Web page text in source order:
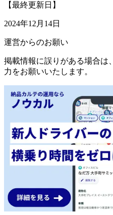
【最終更新日】
2024年12月14日
運営からのお願い
掲載情報に誤りがある場合は、
力をお願いいたします。